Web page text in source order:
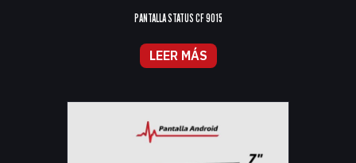
PANTALLA STATUS CF 9015
LEER MÁS